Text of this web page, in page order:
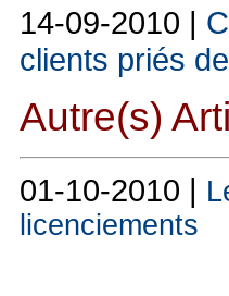
14-09-2010 |
clients priés
Autre(s)
01-10-2010 |
licenciements